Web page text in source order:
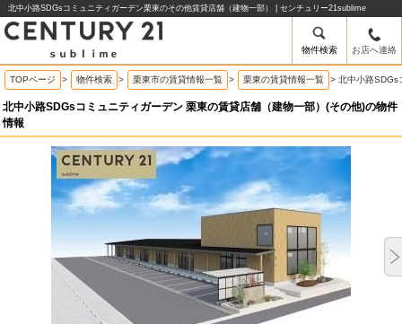
北中小路SDGsコミュニティガーデン栗東のその他賃貸店舗（建物一部） | センチュリー21sublime
物件検索 お店へ連絡
TOPページ > 物件検索 > 栗東市の賃貸情報一覧 > 栗東の賃貸情報一覧 > 北中小路SDGs
北中小路SDGsコミュニティガーデン 栗東の賃貸店舗（建物一部）(その他)の物件
情報